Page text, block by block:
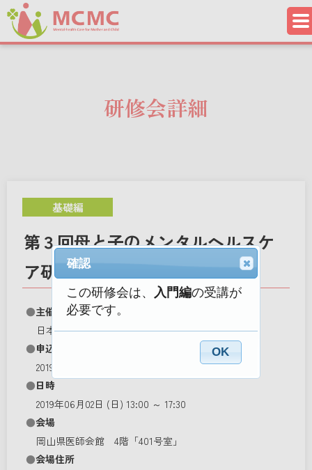
研修会詳細
基礎編
第３回母と子のメンタルヘルスケ
ア研修会「基礎編」
主催
日本産婦人科医会
申込期間
2019/04/17 12:00 ～ 2019/05/22 23:59
日時
2019年06月02日 (日) 13:00 ～ 17:30
会場
岡山県医師会館 4階「401号室」
会場住所
確認
この研修会は、 入門編の受講が
必要です。
OK